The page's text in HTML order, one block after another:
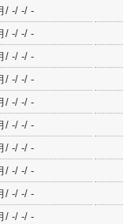
/ -/ -/ -
/ -/ -/ -
/ -/ -/ -
/ -/ -/ -
/ -/ -/ -
/ -/ -/ -
/ -/ -/ -
/ -/ -/ -
/ -/ -/ -
/ -/ -/ -